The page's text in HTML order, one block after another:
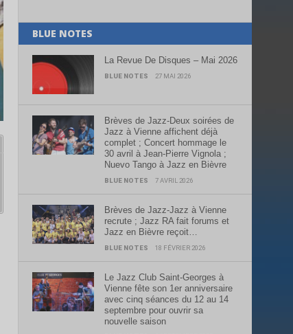
BLUE NOTES
La Revue De Disques – Mai 2026
BLUE NOTES 27 MAI 2026
Brèves de Jazz-Deux soirées de
Jazz à Vienne affichent déjà
complet ; Concert hommage le
30 avril à Jean-Pierre Vignola ;
Nuevo Tango à Jazz en Bièvre
BLUE NOTES 7 AVRIL 2026
Brèves de Jazz-Jazz à Vienne
recrute ; Jazz RA fait forums et
Jazz en Bièvre reçoit…
BLUE NOTES 18 FÉVRIER 2026
Le Jazz Club Saint-Georges à
Vienne fête son 1er anniversaire
avec cinq séances du 12 au 14
septembre pour ouvrir sa
nouvelle saison